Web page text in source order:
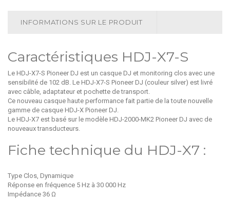
INFORMATIONS SUR LE PRODUIT
Caractéristiques HDJ-X7-S
Le HDJ-X7-S Pioneer DJ est un casque DJ et monitoring clos avec une
sensibilité de 102 dB. Le HDJ-X7-S Pioneer DJ (couleur silver) est livré
avec câble, adaptateur et pochette de transport.
Ce nouveau casque haute performance fait partie de la toute nouvelle
gamme de casque HDJ-X Pioneer DJ.
Le HDJ-X7 est basé sur le modèle HDJ-2000-MK2 Pioneer DJ avec de
nouveaux transducteurs.
Fiche technique du HDJ-X7 :
Type Clos, Dynamique
Réponse en fréquence 5 Hz à 30 000 Hz
Impédance 36 Ω